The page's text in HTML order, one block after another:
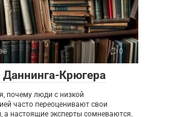
0
Крюгера
почему люди с низкой
часто переоценивают свои
а настоящие эксперты сомневаются.